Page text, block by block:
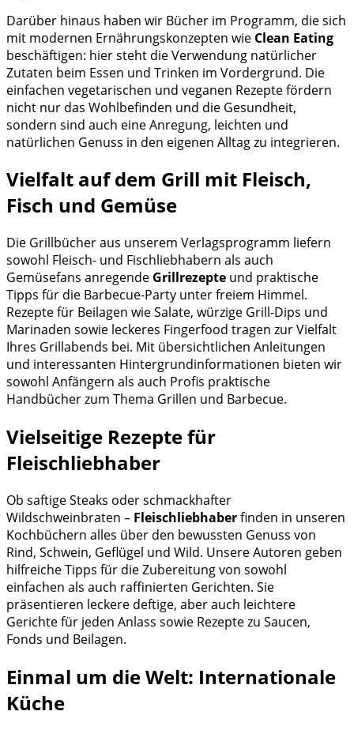
Darüber hinaus haben wir Bücher im Programm, die sich
mit modernen Ernährungskonzepten wie Clean Eating
beschäftigen: hier steht die Verwendung natürlicher
Zutaten beim Essen und Trinken im Vordergrund. Die
einfachen vegetarischen und veganen Rezepte fördern
nicht nur das Wohlbefinden und die Gesundheit,
sondern sind auch eine Anregung, leichten und
natürlichen Genuss in den eigenen Alltag zu integrieren.
Vielfalt auf dem Grill mit Fleisch,
Fisch und Gemüse
Die Grillbücher aus unserem Verlagsprogramm liefern
sowohl Fleisch- und Fischliebhabern als auch
Gemüsefans anregende Grillrezepte und praktische
Tipps für die Barbecue-Party unter freiem Himmel.
Rezepte für Beilagen wie Salate, würzige Grill-Dips und
Marinaden sowie leckeres Fingerfood tragen zur Vielfalt
Ihres Grillabends bei. Mit übersichtlichen Anleitungen
und interessanten Hintergrundinformationen bieten wir
sowohl Anfängern als auch Profis praktische
Handbücher zum Thema Grillen und Barbecue.
Vielseitige Rezepte für
Fleischliebhaber
Ob saftige Steaks oder schmackhafter
Wildschweinbraten – Fleischliebhaberfinden in unseren
Kochbüchern alles über den bewussten Genuss von
Rind, Schwein, Geflügel und Wild. Unsere Autoren geben
hilfreiche Tipps für die Zubereitung von sowohl
einfachen als auch raffinierten Gerichten. Sie
präsentieren leckere deftige, aber auch leichtere
Gerichte für jeden Anlass sowie Rezepte zu Saucen,
Fonds und Beilagen.
Einmal um die Welt: Internationale
Küche